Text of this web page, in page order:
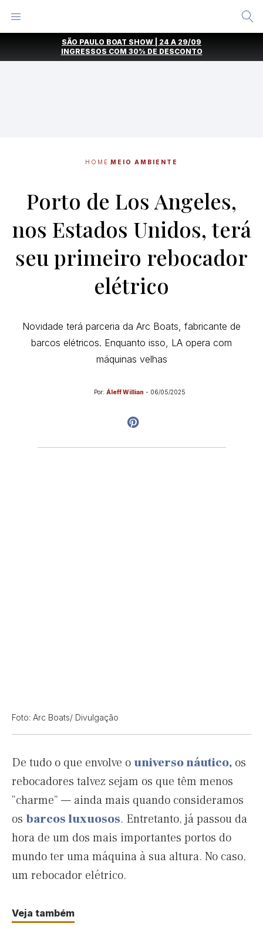
SÃO PAULO BOAT SHOW | 24 A 29/09
INGRESSOS COM 30% DE DESCONTO
HOME MEIO AMBIENTE
Porto de Los Angeles,
nos Estados Unidos, terá
seu primeiro rebocador
elétrico
Novidade terá parceria da Arc Boats, fabricante de
barcos elétricos. Enquanto isso, LA opera com
máquinas velhas
Por: Áleff Willian - 06/05/2025
Foto: Arc Boats/ Divulgação
De tudo o que envolve o universo náutico, os
rebocadores talvez sejam os que têm menos
“charme” — ainda mais quando consideramos
os barcos luxuosos. Entretanto, já passou da
hora de um dos mais importantes portos do
mundo ter uma máquina à sua altura. No caso,
um rebocador elétrico.
Veja também